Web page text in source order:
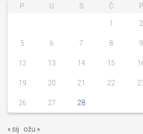
P U S Č P
1 2
5 6 7 8 9
12 13 14 15
19 20 21 22
26 27 28
« sij ožu »